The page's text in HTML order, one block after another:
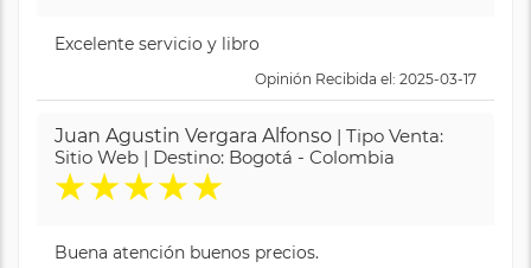
Excelente servicio y libro
Opinión Recibida el: 2025-03-17
Juan Agustin Vergara Alfonso | Tipo Venta:
Sitio Web | Destino: Bogotá - Colombia
★★★★★
Buena atención buenos precios.